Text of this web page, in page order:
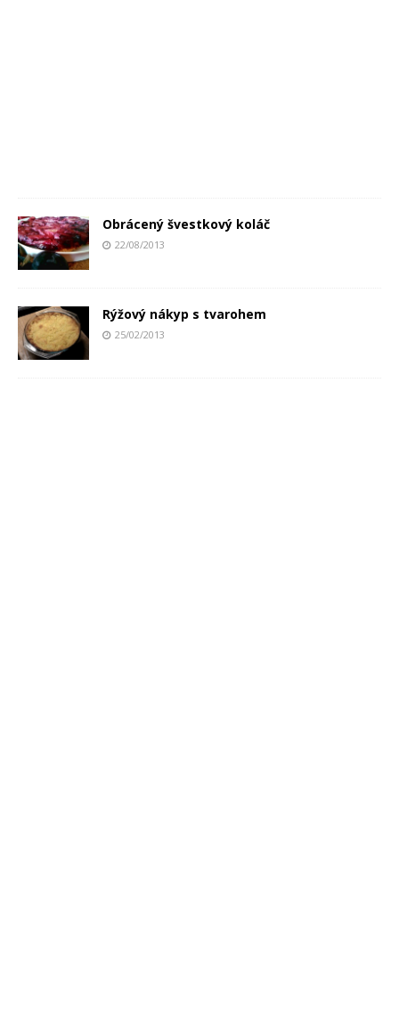
Obrácený švestkový koláč
22/08/2013
Rýžový nákyp s tvarohem
25/02/2013